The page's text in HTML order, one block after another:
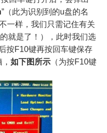
”（此为识别到的u盘的名
一样，我们只需记住有关
就是了！），此时我们选
按F10键再按回车键保存
如下图所示 （为按F10键